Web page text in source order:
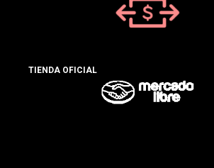
TIENDA OFICIAL